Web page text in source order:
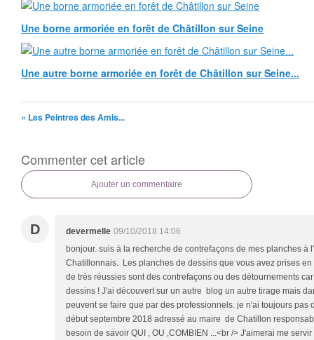
Une borne armoriée en forêt de Châtillon sur Seine
Une autre borne armoriée en forêt de Châtillon sur Seine...
« Les Peintres des Amis...
Commenter cet article
Ajouter un commentaire
D devermelle 09/10/2018 14:06
bonjour. suis à la recherche de contrefaçons de mes planches à
Chatillonnais. Les planches de dessins que vous avez prises
de très réussies sont des contrefaçons ou des détournements
dessins ! J'ai découvert sur un autre blog un autre tirage mais
peuvent se faire que par des professionnels. je n'ai toujours pas
début septembre 2018 adressé au maire de Chatillon
besoin de savoir QUI , OU ,COMBIEN ...<br /> J'aimerai me